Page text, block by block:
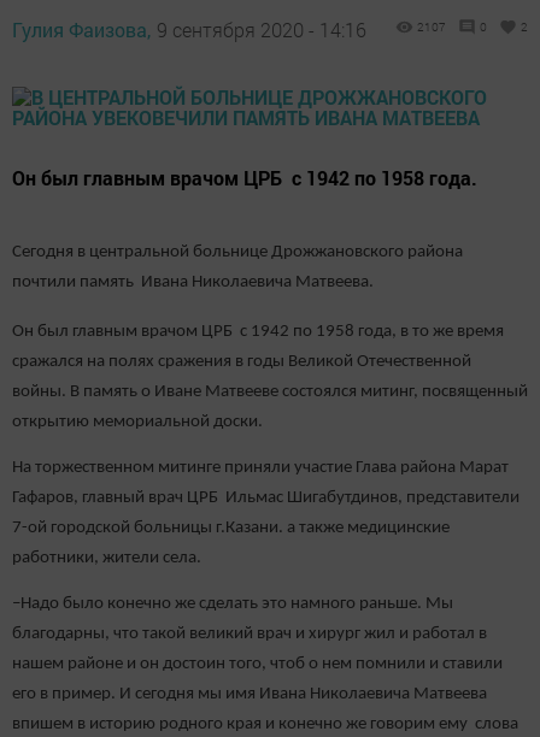
Гулия Фаизова, 9 сентября 2020 - 14:16 2107 0 2
Он был главным врачом ЦРБ с 1942 по 1958 года.
Сегодня в центральной больнице Дрожжановского района
почтили память Ивана Николаевича Матвеева.
Он был главным врачом ЦРБ с 1942 по 1958 года, в то же время
сражался на полях сражения в годы Великой Отечественной
войны. В память о Иване Матвееве состоялся митинг, посвященный
открытию мемориальной доски.
На торжественном митинге приняли участие Глава района Марат
Гафаров, главный врач ЦРБ Ильмас Шигабутдинов, представители
7-ой городской больницы г.Казани. а также медицинские
работники, жители села.
–Надо было конечно же сделать это намного раньше. Мы
благодарны, что такой великий врач и хирург жил и работал в
нашем районе и он достоин того, чтоб о нем помнили и ставили
его в пример. И сегодня мы имя Ивана Николаевича Матвеева
впишем в историю родного края и конечно же говорим ему слова